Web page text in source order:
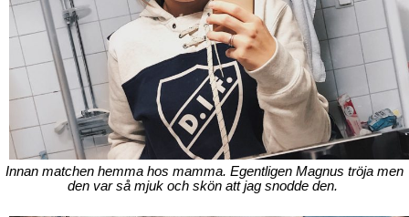
Innan matchen hemma hos mamma. Egentligen Magnus tröja men
den var så mjuk och skön att jag snodde den.